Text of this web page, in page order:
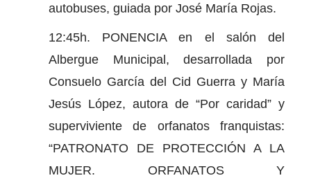
autobuses, guiada por José María Rojas.
12:45h. PONENCIA en el salón del
Albergue Municipal, desarrollada por
Consuelo García del Cid Guerra y María
Jesús López, autora de “Por caridad” y
superviviente de orfanatos franquistas:
“PATRONATO DE PROTECCIÓN A LA
MUJER. ORFANATOS Y